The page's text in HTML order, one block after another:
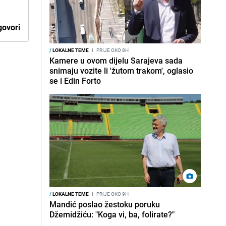
/LOKALNE TEME I PRIJE OKO 8H
Kamere u ovom dijelu Sarajeva sada
snimaju vozite li 'žutom trakom', oglasio
se i Edin Forto
/LOKALNE TEME I PRIJE OKO 9H
Mandić poslao žestoku poruku
Džemidžiću: "Koga vi, ba, folirate?"